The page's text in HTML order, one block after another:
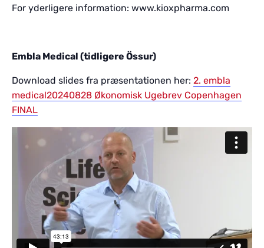
For yderligere information: www.kioxpharma.com
Embla Medical (tidligere Össur)
Download slides fra præsentationen her: 2. embla
medical20240828 Økonomisk Ugebrev Copenhagen
FINAL